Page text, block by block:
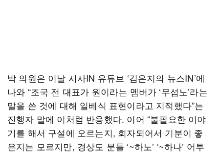
박 의원은 이날 시사IN 유튜브 ‘김은지의 뉴스IN’에
나와 “조국 전 대표가 원이라는 멤버가 ‘무섭노’라는
말을 쓴 것에 대해 일베식 표현이라고 지적했다”는
진행자 말에 이처럼 반응했다. 이어 “불필요한 이야
기를 해서 구설에 오르는지, 회자되어서 기분이 좋
은지는 모르지만, 경상도 분들 ‘~하노’ ‘~하나’ 어투